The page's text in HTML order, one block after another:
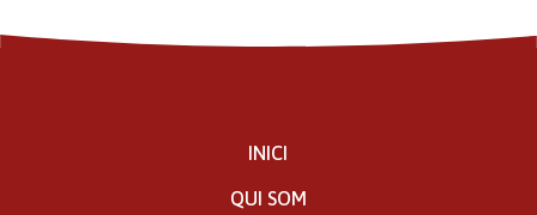
INICI
QUI SOM